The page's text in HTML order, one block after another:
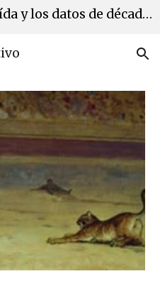
La web ha sufrido una caída y los datos de décadas se han perdido. Estamos en proceso de recuperación de los mismos.